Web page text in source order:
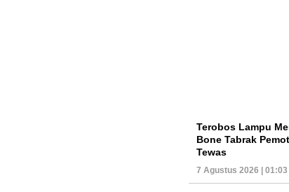
Terobos Lampu
Bone Tabrak
Tewas
7 Agustus 2026 | 01:03